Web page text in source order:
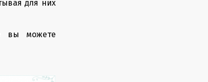
для них
вы можете